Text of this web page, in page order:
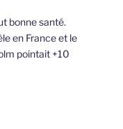
bonne santé.
en France et le
pointait +10